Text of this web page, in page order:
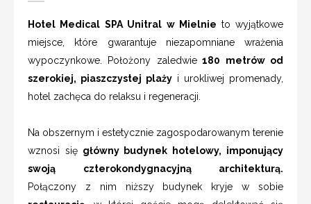
Hotel Medical SPA Unitral w Mielnie to wyjątkowe
miejsce, które gwarantuje niezapomniane wrażenia
wypoczynkowe. Położony zaledwie180 metrów od
szerokiej, piaszczystej plaży i urokliwej promenady,
hotel zachęca do relaksu i regeneracji.
Na obszernym i estetycznie zagospodarowanym terenie
wznosi sięgłówny budynek hotelowy, imponujący
swoją czterokondygnacyjną architekturą.
Połączony z nim niższy budynek kryje w sobie